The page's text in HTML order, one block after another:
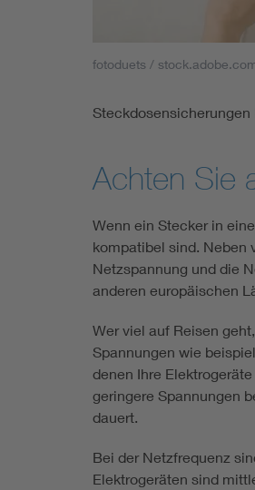
fotoduets /
Steckdosensicherungen
Achten Sie
Wenn ein Stecker in
kompatibel sind. Neben
Netzspannung und die
anderen europäischen
Wer viel auf Reisen
Spannungen wie
denen Ihre
geringere Spannungen
dauert.
Bei der Netzfrequenz
Elektrogeräten sind